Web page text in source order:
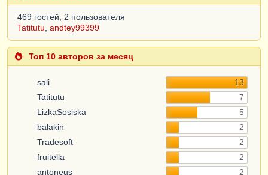
469 гостей, 2 пользователя
Tatitutu andtey99399
Топ 10 авторов за месяц
sali
13
Tatitutu
7
LizkaSosiska
5
balakin
2
Tradesoft
2
fruitella
2
antoneus
2